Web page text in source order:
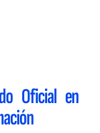
Oficial en